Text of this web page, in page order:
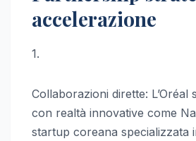
accelerazione
1.
Collaborazioni dirette: L’Oréal
con realtà innovative come
startup coreana specializzata